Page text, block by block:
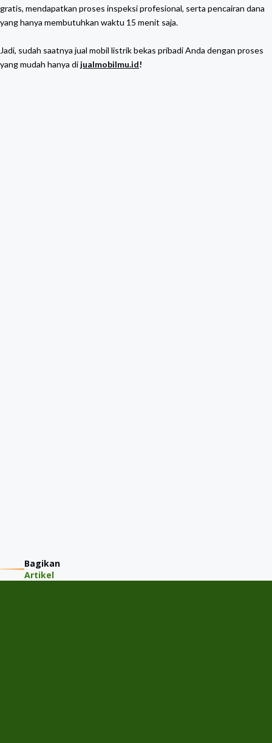
gratis, mendapatkan proses inspeksi profesional, serta pencairan dana
yang hanya membutuhkan waktu 15 menit saja.
Jadi, sudah saatnya jual mobil listrik bekas pribadi Anda dengan proses
yang mudah hanya di jualmobilmu.id!
Bagikan
Artikel